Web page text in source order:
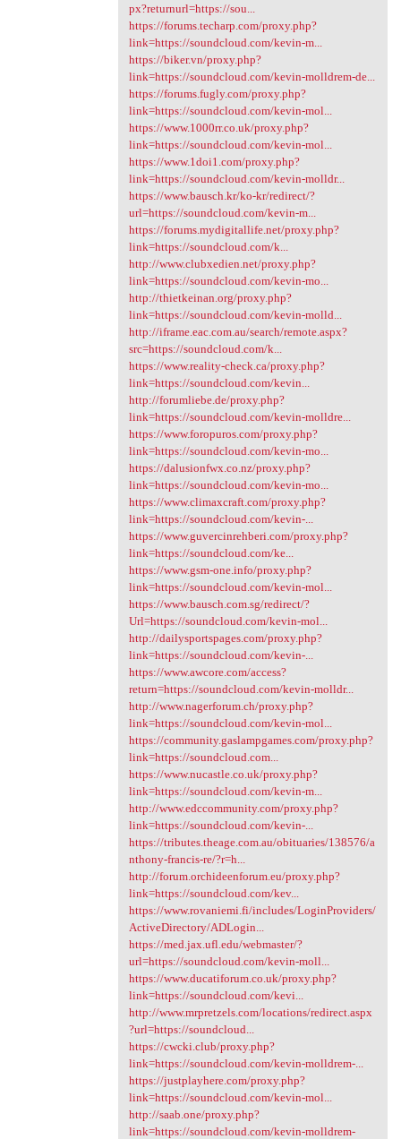
px?returnurl=https://sou...
https://forums.techarp.com/proxy.php?
link=https://soundcloud.com/kevin-m...
https://biker.vn/proxy.php?
link=https://soundcloud.com/kevin-molldrem-de...
https://forums.fugly.com/proxy.php?
link=https://soundcloud.com/kevin-mol...
https://www.1000rr.co.uk/proxy.php?
link=https://soundcloud.com/kevin-mol...
https://www.1doi1.com/proxy.php?
link=https://soundcloud.com/kevin-molldr...
https://www.bausch.kr/ko-kr/redirect/?
url=https://soundcloud.com/kevin-m...
https://forums.mydigitallife.net/proxy.php?
link=https://soundcloud.com/k...
http://www.clubxedien.net/proxy.php?
link=https://soundcloud.com/kevin-mo...
http://thietkeinan.org/proxy.php?
link=https://soundcloud.com/kevin-molld...
http://iframe.eac.com.au/search/remote.aspx?
src=https://soundcloud.com/k...
https://www.reality-check.ca/proxy.php?
link=https://soundcloud.com/kevin...
http://forumliebe.de/proxy.php?
link=https://soundcloud.com/kevin-molldre...
https://www.foropuros.com/proxy.php?
link=https://soundcloud.com/kevin-mo...
https://dalusionfwx.co.nz/proxy.php?
link=https://soundcloud.com/kevin-mo...
https://www.climaxcraft.com/proxy.php?
link=https://soundcloud.com/kevin-...
https://www.guvercinrehberi.com/proxy.php?
link=https://soundcloud.com/ke...
https://www.gsm-one.info/proxy.php?
link=https://soundcloud.com/kevin-mol...
https://www.bausch.com.sg/redirect/?
Url=https://soundcloud.com/kevin-mol...
http://dailysportspages.com/proxy.php?
link=https://soundcloud.com/kevin-...
https://www.awcore.com/access?
return=https://soundcloud.com/kevin-molldr...
http://www.nagerforum.ch/proxy.php?
link=https://soundcloud.com/kevin-mol...
https://community.gaslampgames.com/proxy.php?
link=https://soundcloud.com...
https://www.nucastle.co.uk/proxy.php?
link=https://soundcloud.com/kevin-m...
http://www.edccommunity.com/proxy.php?
link=https://soundcloud.com/kevin-...
https://tributes.theage.com.au/obituaries/138576/a
nthony-francis-re/?r=h...
http://forum.orchideenforum.eu/proxy.php?
link=https://soundcloud.com/kev...
https://www.rovaniemi.fi/includes/LoginProviders/
ActiveDirectory/ADLogin...
https://med.jax.ufl.edu/webmaster/?
url=https://soundcloud.com/kevin-moll...
https://www.ducatiforum.co.uk/proxy.php?
link=https://soundcloud.com/kevi...
http://www.mrpretzels.com/locations/redirect.aspx
?url=https://soundcloud...
https://cwcki.club/proxy.php?
link=https://soundcloud.com/kevin-molldrem-...
https://justplayhere.com/proxy.php?
link=https://soundcloud.com/kevin-mol...
http://saab.one/proxy.php?
link=https://soundcloud.com/kevin-molldrem-